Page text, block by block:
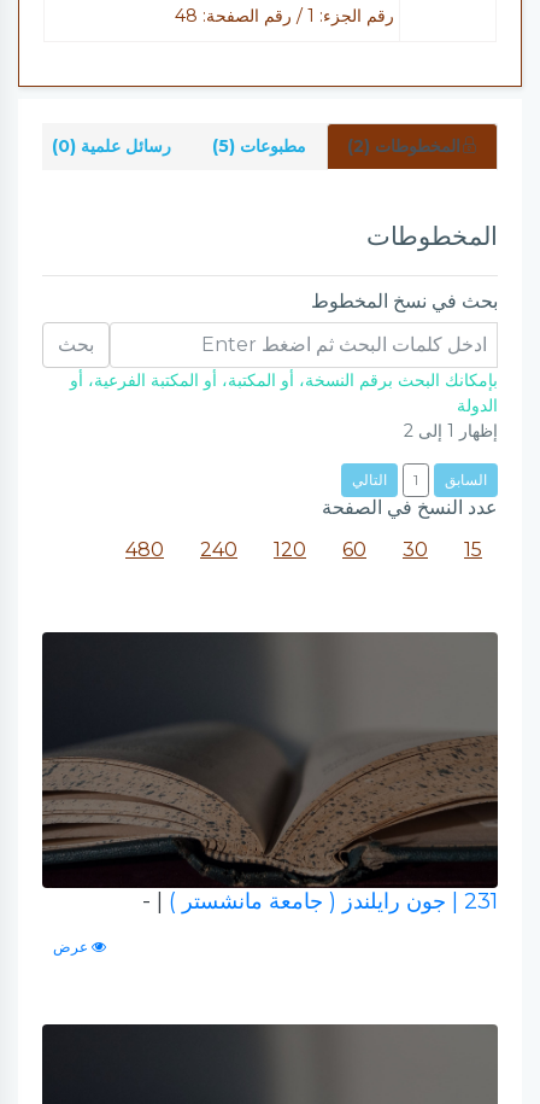
رقم الجزء: 1 / رقم الصفحة: 48
المخطوطات (2) مطبوعات (5) رسائل علمية (0)
المخطوطات
بحث في نسخ المخطوط
بحث
بإمكانك البحث برقم النسخة، أو المكتبة، أو المكتبة الفرعية، أو
الدولة
إظهار 1 إلى 2
السابق 1 التالي
عدد النسخ في الصفحة
15
30
60
120
240
480
231 | جون رايلندز ( جامعة مانشستر ) | -
عرض